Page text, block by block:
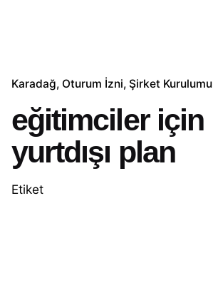
Karadağ Oturum İzni Şirket Kurulumu
eğitimciler için
yurtdışı plan
Etiket